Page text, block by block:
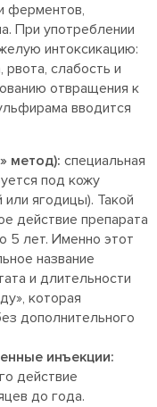
ферментов,
При употреблении
интоксикацию:
слабость и
отвращения к
вводится
метод): специальная
под кожу
ягодицы). Такой
действие препарата
5 лет. Именно этот
название
и длительности
которая
дополнительного
инъекции:
действие
до года.